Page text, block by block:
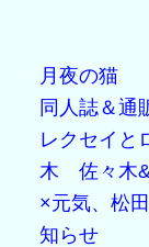
月夜の猫
同人誌＆通
レクセイと
木
佐々木
×元気、松
知らせ